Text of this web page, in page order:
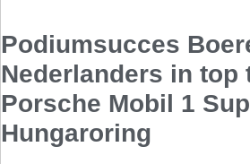
Podiumsucces
Nederlanders in top
Porsche Mobil 1
Hungaroring